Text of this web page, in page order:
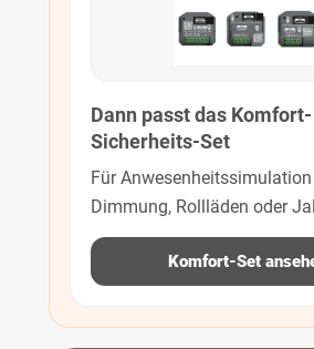
Dann passt das Komfort-
Sicherheits-Set
Für
Dimmung, Rollläden oder
Komfort-Set